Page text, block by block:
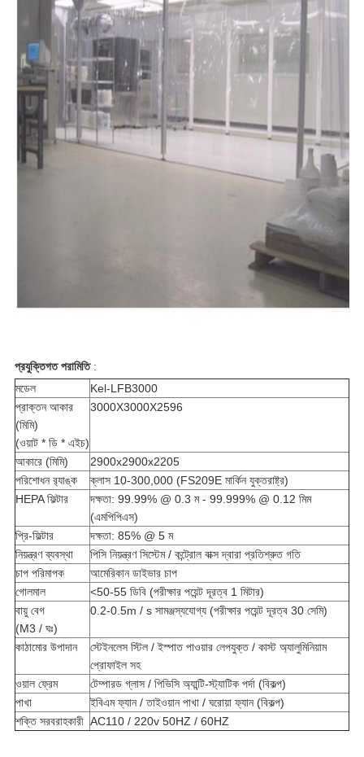
প্রযুক্তিগত পরামিতি:
মডেল
Kel-LFB3000
প্রাক্তন আকার
(মিমি)
(ওয়াট * ডি * এইচ)
3000X3000X2596
আকারে (মিমি)
2900x2900x2205
পরিশোধন র‌্যাঙ্ক
ক্লাস 10-300,000 (FS209E মার্কিন যুক্তরাষ্ট্র)
HEPA ফিল্টার
দক্ষতা: 99.99% @ 0.3 ম - 99.999% @ 0.12 মিম
(এমপিপিএস)
প্রি-ফিল্টার
দক্ষতা: 85% @ 5 ম
নিয়ন্ত্রণ ব্যবস্থা
পিসি নিয়ন্ত্রণ সিস্টেম / কন্ট্রোল বাক্স দ্বারা প্রতিশ্রুত গতি
চাপ পরিমাপক
আমেরিকান ডাইভার চাপ
গোলমাল
<50-55 ডিবি (পরীক্ষার পয়েন্ট দূরত্ব 1 মিটার)
বায়ু বেগ
(M3 / ঘঃ)
0.2-0.5m / s সামঞ্জস্যযোগ্য (পরীক্ষার পয়েন্ট দূরত্ব 30 সেমি)
কাঠামোর উপাদান
স্টেইনলেস স্টিল / ইস্পাত পাওয়ার লেপযুক্ত / কাস্ট অ্যালুমিনিয়াম
প্রোফাইল সহ
ওয়াল ফ্রেম
টেম্পারড গ্লাস / পিভিসি অ্যান্টি-স্ট্যাটিক পর্দা (বিকল্প)
পাখা
ইবিএম ফ্যান / তাইওয়ান পাখা / ঘরোয়া ফ্যান (বিকল্প)
শক্তি সরবরাহকারী AC110 / 220v 50HZ / 60HZ